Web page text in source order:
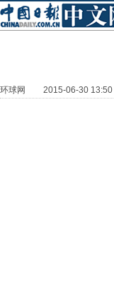
环球网 2015-06-30 13:50